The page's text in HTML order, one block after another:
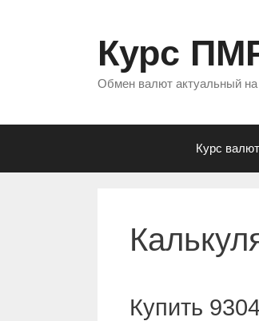
Курс
Обмен валют актуальный на
Курс валют
Купить